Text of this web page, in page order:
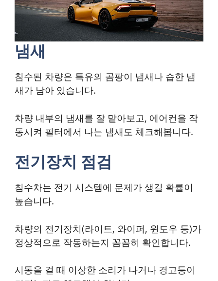
냄새
침수된 차량은 특유의 곰팡이 냄새나 습한 냄
새가 남아 있습니다.
차량 내부의 냄새를 잘 맡아보고, 에어컨을 작
동시켜 필터에서 나는 냄새도 체크해봅니다.
전기장치 점검
침수차는 전기 시스템에 문제가 생길 확률이
높습니다.
차량의 전기장치(라이트, 와이퍼, 윈도우 등)가
정상적으로 작동하는지 꼼꼼히 확인합니다.
시동을 걸 때 이상한 소리가 나거나 경고등이